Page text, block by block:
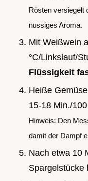
Rösten versiegelt
nussiges Aroma.
Mit Weißwein
°C/Linkslauf/
Flüssigkeit
Heiße
15-18 Min./
Hinweis: Den
damit der Dampf
Nach etwa 10
Spargelstücke